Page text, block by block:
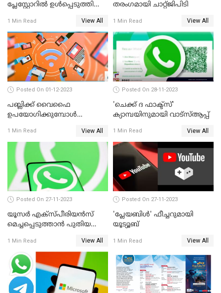
പ്ലേസ്റ്റോറില്‍ ഉള്‍പ്പെടുത്തി
1 Min Read View All
തരംഗമായി ചാറ്റ്ജിപിടി
1 Min Read View All
Posted On 01-12-2023
പബ്ലിക്ക് വൈഫൈ
ഉപയോഗിക്കുമ്പോള്‍
പൊലീസ്
1 Min Read View All
Posted On 28-11-2023
'ചെക്ക് ദ ഫാക്ട്‌സ്'
ക്യാമ്പയിനുമായി വാട്സ്ആപ്പ്
1 Min Read View All
Posted On 27-11-2023
യൂസര്‍ എക്‌സ്പീരിയന്‍സ്
മെച്ചപ്പെടുത്താന്‍ പുതിയ
1 Min Read View All
Posted On 27-11-2023
'പ്ലേയബിള്‍' ഫീച്ചറുമായി
യൂട്യൂബ്
1 Min Read View All